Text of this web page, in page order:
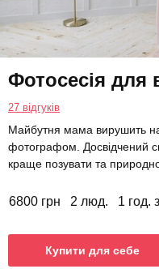
Фотосесія для
27 відгуків
Майбутня мама вирушить
фотографом. Досвідчений
краще позувати та
6800 грн 2 люд. 1 год.
Купити для себе